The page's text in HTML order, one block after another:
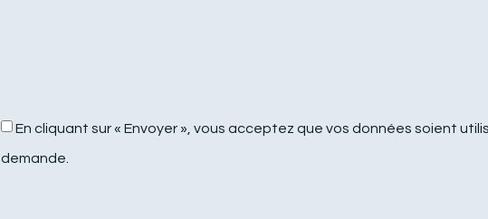
En cliquant sur « Envoyer », vous acceptez que vos données soient
demande.